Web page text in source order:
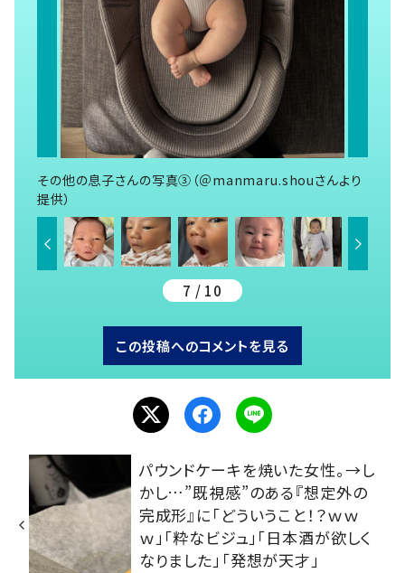
その他の息子さんの写真③（＠manmaru.shouさんより
提供）
7 / 10
この投稿へのコメントを見る
パウンドケーキを焼いた女性。→し
かし…”既視感”のある『想定外の
完成形』に「どういうこと！？ｗｗ
ｗ」「粋なビジュ」「日本酒が欲しく
なりました」「発想が天才」